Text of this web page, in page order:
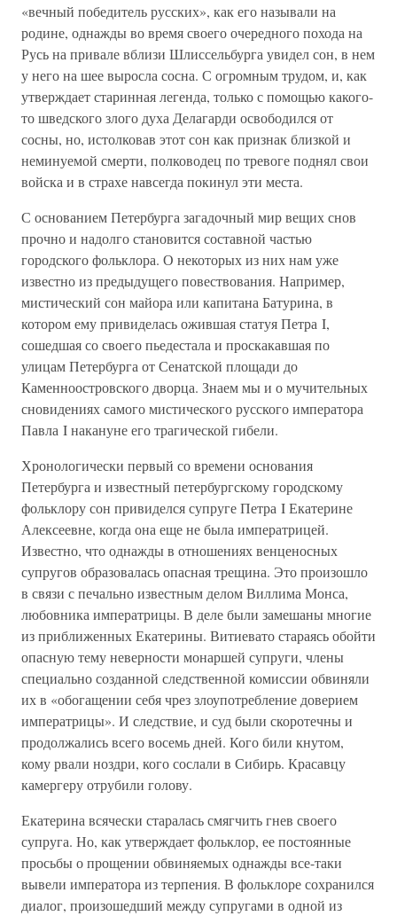
«вечный победитель русских», как его называли на
родине, однажды во время своего очередного похода на
Русь на привале вблизи Шлиссельбурга увидел сон, в нем
у него на шее выросла сосна. С огромным трудом, и, как
утверждает старинная легенда, только с помощью какого-
то шведского злого духа Делагарди освободился от
сосны, но, истолковав этот сон как признак близкой и
неминуемой смерти, полководец по тревоге поднял свои
войска и в страхе навсегда покинул эти места.
С основанием Петербурга загадочный мир вещих снов
прочно и надолго становится составной частью
городского фольклора. О некоторых из них нам уже
известно из предыдущего повествования. Например,
мистический сон майора или капитана Батурина, в
котором ему привиделась ожившая статуя Петра I,
сошедшая со своего пьедестала и проскакавшая по
улицам Петербурга от Сенатской площади до
Каменноостровского дворца. Знаем мы и о мучительных
сновидениях самого мистического русского императора
Павла I накануне его трагической гибели.
Хронологически первый со времени основания
Петербурга и известный петербургскому городскому
фольклору сон привиделся супруге Петра I Екатерине
Алексеевне, когда она еще не была императрицей.
Известно, что однажды в отношениях венценосных
супругов образовалась опасная трещина. Это произошло
в связи с печально известным делом Виллима Монса,
любовника императрицы. В деле были замешаны многие
из приближенных Екатерины. Витиевато стараясь обойти
опасную тему неверности монаршей супруги, члены
специально созданной следственной комиссии обвиняли
их в «обогащении себя чрез злоупотребление доверием
императрицы». И следствие, и суд были скоротечны и
продолжались всего восемь дней. Кого били кнутом,
кому рвали ноздри, кого сослали в Сибирь. Красавцу
камергеру отрубили голову.
Екатерина всячески старалась смягчить гнев своего
супруга. Но, как утверждает фольклор, ее постоянные
просьбы о прощении обвиняемых однажды все-таки
вывели императора из терпения. В фольклоре сохранился
диалог, произошедший между супругами в одной из